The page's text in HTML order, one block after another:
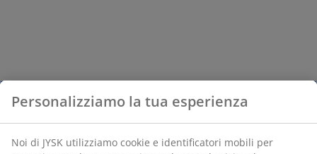
Personalizziamo la tua esperienza
Noi di JYSK utilizziamo cookie e identificatori mobili per